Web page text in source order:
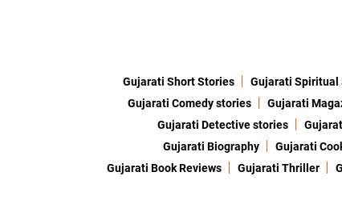
Gujarati Short Stories Gujarati Spiritual
Gujarati Comedy stories
Gujarati
Gujarati Detective stories
Gujarati Biography
Gujarati
Gujarati Book Reviews
Gujarati Thriller